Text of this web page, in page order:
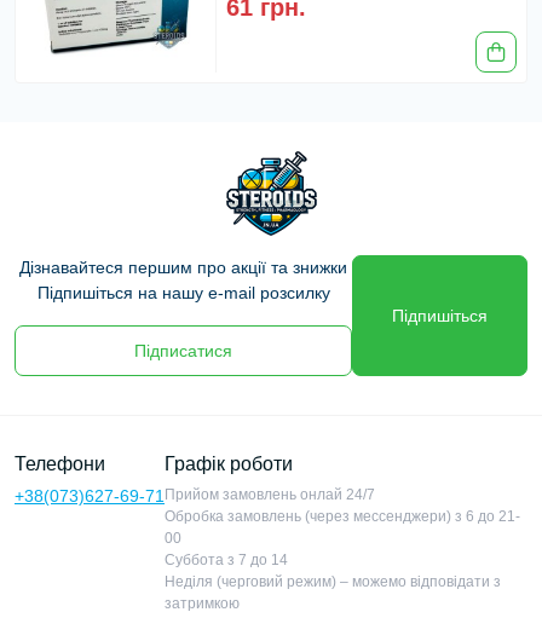
61 грн.
Дізнавайтеся першим про акції та знижки
Підпишіться на нашу e-mail розсилку
Підписатися
Підпишіться
Телефони
+38(073)627-69-71
Графік роботи
Прийом замовлень онлай 24/7
Обробка замовлень (через мессенджери) з 6 до 21-
00
Суббота з 7 до 14
Неділя (черговий режим) – можемо відповідати з
затримкою